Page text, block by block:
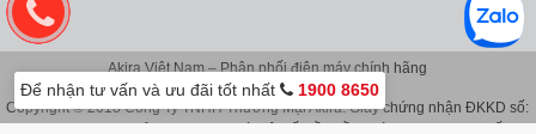
Akira Việt Nam – Phân phối điện máy chính hãng
Copyright © 2018 Công Ty TNHH Thương Mại Akira. Giấy chứng nhận ĐKKD số:
Để nhận tư vấn và ưu đãi tốt nhất 1900 8650